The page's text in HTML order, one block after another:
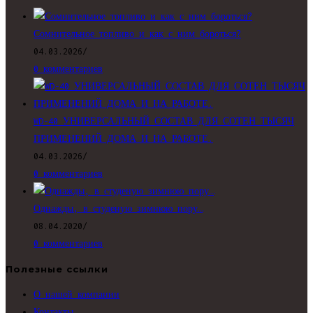
Сомнительное топливо и как с ним бороться?
04.03.2026/
0 комментариев
WD-40 УНИВЕРСАЛЬНЫЙ СОСТАВ ДЛЯ СОТЕН ТЫСЯЧ
ПРИМЕНЕНИЙ ДОМА И НА РАБОТЕ.
04.03.2026/
0 комментариев
Однажды, в студеную зимнюю пору…
08.04.2020/
0 комментариев
Полезные ссылки
О нашей компании